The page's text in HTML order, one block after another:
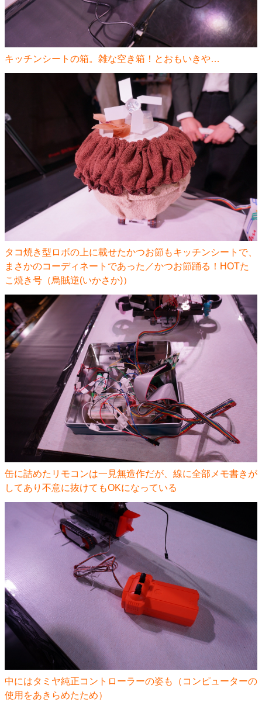
キッチンシートの箱。雑な空き箱！とおもいきや…
タコ焼き型ロボの上に載せたかつお節もキッチンシートで、
まさかのコーディネートであった／かつお節踊る！HOTた
こ焼き号（烏賊逆(いかさか)）
缶に詰めたリモコンは一見無造作だが、線に全部メモ書きが
してあり不意に抜けてもOKになっている
中にはタミヤ純正コントローラーの姿も（コンピューターの
使用をあきらめたため）